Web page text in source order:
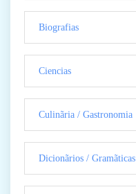
Biografias
Ciencias
Culinãria / Gastronomia
Dicionãrios / Gramãticas